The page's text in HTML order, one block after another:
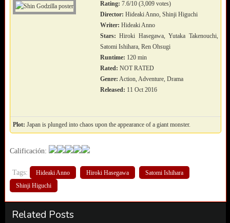
Rating: 7.6/10 (3,009 votes)
Director: Hideaki Anno, Shinji Higuchi
Writer: Hideaki Anno
Stars: Hiroki Hasegawa, Yutaka Takenouchi,
Satomi Ishihara, Ren Ohsugi
Runtime: 120 min
Rated: NOT RATED
Genre: Action, Adventure, Drama
Released: 11 Oct 2016
Plot: Japan is plunged into chaos upon the appearance of a giant monster.
Calificación:
Tags: Hideaki Anno Hiroki Hasegawa
Satomi Ishihara
Shinji Higuchi
Related Posts